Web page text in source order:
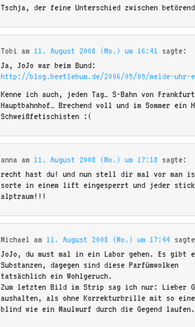
Tschja, der feine Unterschied zwischen
Tobi am 11. August 2008 (Mo.) um 16:41 sagte:
Ja, JoJo war beim Bund:
http://blog.beetlebum.de/2006/05/09/melde-
Kenne ich auch, jeden Tag… S-Bahn von
Hauptbahnhof… Brechend voll und im Sommer ein
Schweißfetischisten :(
anna am 11. August 2008 (Mo.) um 17:18 sagte:
recht hast du! und nun stell dir mal vor man
sorte in einem lift eingesperrt und jeder
alptraum!!!
Michael am 11. August 2008 (Mo.) um 17:44
JoJo, du must mal in ein Labor gehen. Es gibt
Substanzen, dagegen sind diese Parfümwolken
tatsächlich ein Wohlgeruch.
Zum letzten Bild im Strip sag ich nur: Lieber
aushalten, als ohne Korrekturbrille mit so
blind wie ein Maulwurf durch die Gegend laufen.